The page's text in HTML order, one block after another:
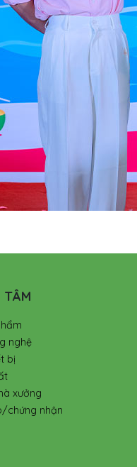
TÂM
nghệ
bị
xưởng
chứng nhận